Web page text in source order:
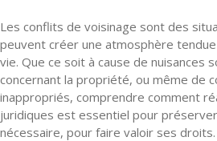
Les conflits de voisinage sont des
peuvent créer une atmosphère
vie. Que ce soit à cause de nuisances
concernant la propriété, ou même de
inappropriés, comprendre comment
juridiques est essentiel pour
nécessaire, pour faire valoir ses droits.